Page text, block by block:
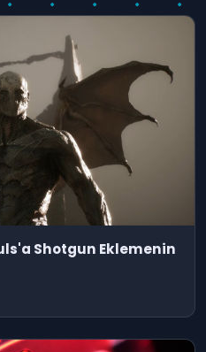
Shotgun Eklemenin